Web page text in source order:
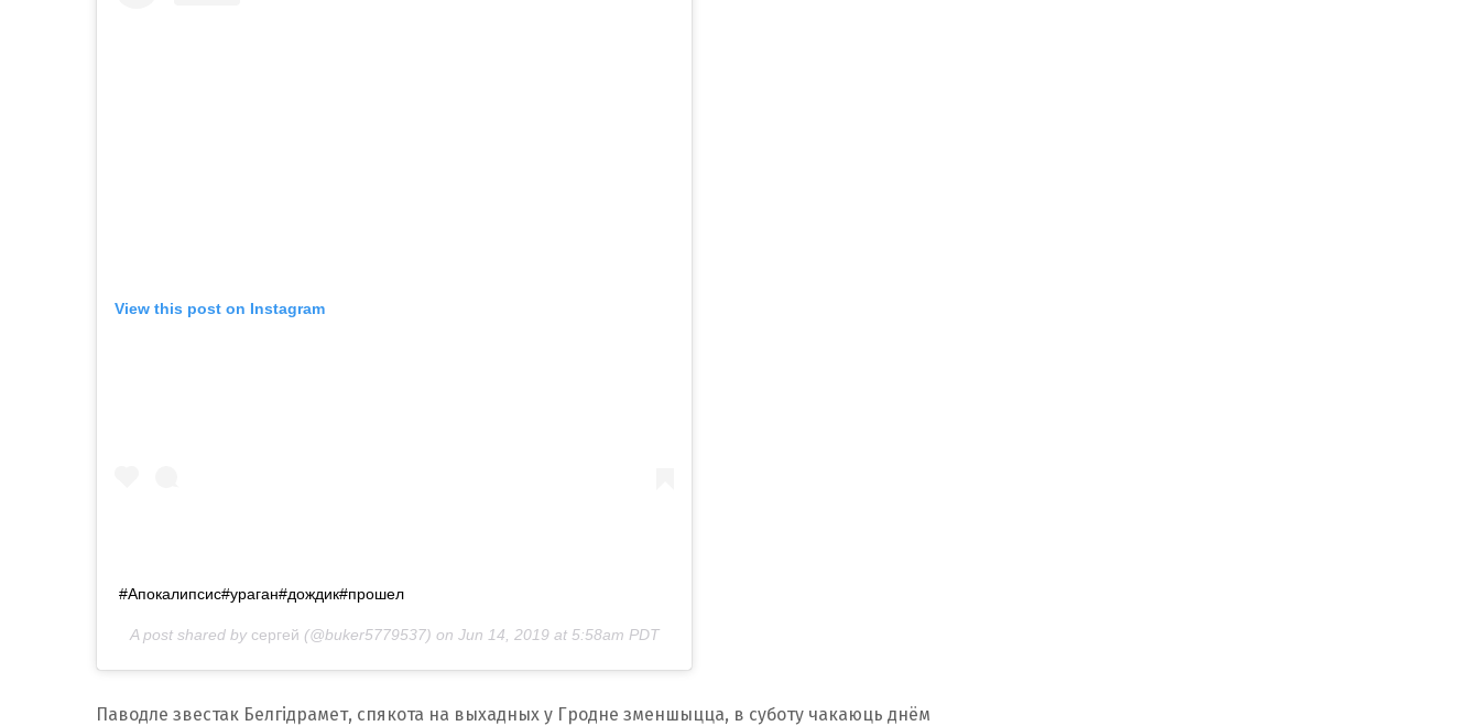
View this post on Instagram
#Апокалипсис#ураган#дождик#прошел
A post shared by сергей (@buker5779537) on Jun 14, 2019 at 5:58am PDT
Паводле звестак Белгідрамет, спякота на выхадных у Гродне зменшыцца, в суботу чакаюць днём